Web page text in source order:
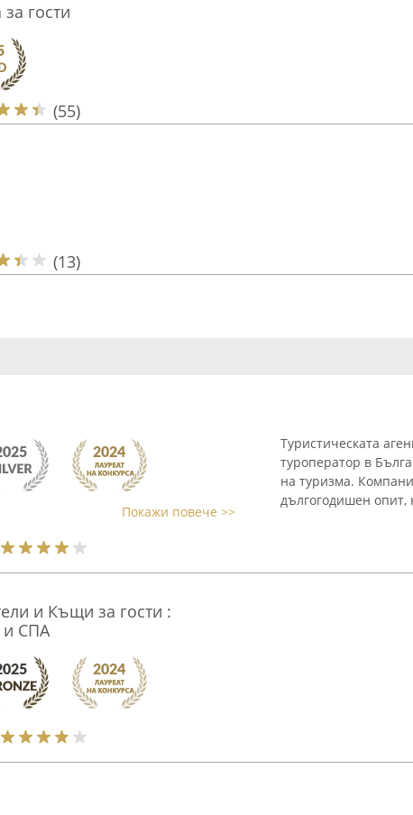
гости
(55)
(13)
Покажи повече >>
Туристическата
туроператор в
на туризма.
дългогодишен опит,
и Къщи за гости :
СПА